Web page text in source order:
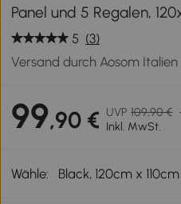
Panel und 5 Regalen,
5 (3)
Versand durch Aosom Italien
99,90 € UVP 109,90 €
Inkl. MwSt.
Wähle: Black, 120cm x